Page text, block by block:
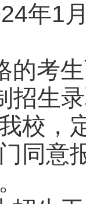
年1
的考
招生
校，
同意